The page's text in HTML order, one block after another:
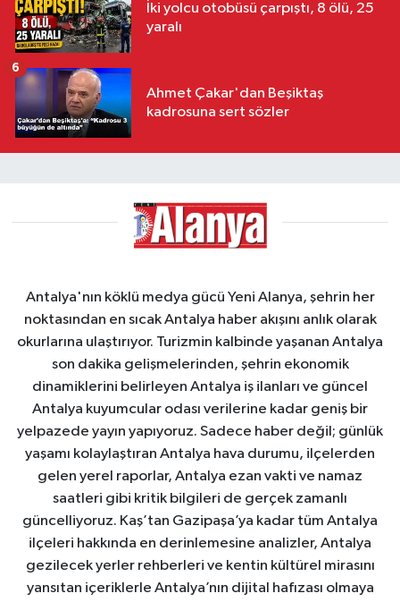
İki yolcu otobüsü çarpıştı, 8 ölü, 25
yaralı
Ahmet Çakar'dan Beşiktaş
kadrosuna sert sözler
6
Antalya'nın köklü medya gücü Yeni Alanya, şehrin her
noktasından en sıcak Antalya haber akışını anlık olarak
okurlarına ulaştırıyor. Turizmin kalbinde yaşanan Antalya
son dakika gelişmelerinden, şehrin ekonomik
dinamiklerini belirleyen Antalya iş ilanları ve güncel
Antalya kuyumcular odası verilerine kadar geniş bir
yelpazede yayın yapıyoruz. Sadece haber değil; günlük
yaşamı kolaylaştıran Antalya hava durumu, ilçelerden
gelen yerel raporlar, Antalya ezan vakti ve namaz
saatleri gibi kritik bilgileri de gerçek zamanlı
güncelliyoruz. Kaş’tan Gazipaşa’ya kadar tüm Antalya
ilçeleri hakkında en derinlemesine analizler, Antalya
gezilecek yerler rehberleri ve kentin kültürel mirasını
yansıtan içeriklerle Antalya’nın dijital hafızası olmaya